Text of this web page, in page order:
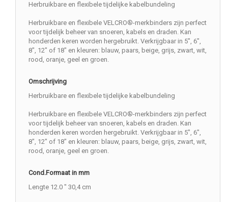
Herbruikbare en flexibele tijdelijke kabelbundeling
Herbruikbare en flexibele VELCRO®-merkbinders zijn perfect
voor tijdelijk beheer van snoeren, kabels en draden. Kan
honderden keren worden hergebruikt. Verkrijgbaar in 5", 6",
8", 12" of 18" en kleuren: blauw, paars, beige, grijs, zwart, wit,
rood, oranje, geel en groen.
Omschrijving
Herbruikbare en flexibele tijdelijke kabelbundeling
Herbruikbare en flexibele VELCRO®-merkbinders zijn perfect
voor tijdelijk beheer van snoeren, kabels en draden. Kan
honderden keren worden hergebruikt. Verkrijgbaar in 5", 6",
8", 12" of 18" en kleuren: blauw, paars, beige, grijs, zwart, wit,
rood, oranje, geel en groen.
Cond.Formaat in mm
Lengte 12.0 " 30,4 cm